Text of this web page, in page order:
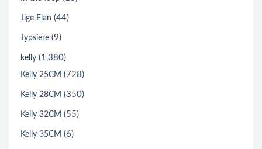
Jige Elan (44)
Jypsiere (9)
kelly (1,380)
Kelly 25CM (728)
Kelly 28CM (350)
Kelly 32CM (55)
Kelly 35CM (6)